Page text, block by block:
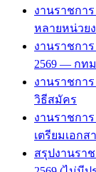
งานราชกา
หลายหน่วย
งานราชการ
2569 — กท
งานราชกา
วิธีสมัคร
งานราชกา
เตรียมเอกส
สรุปงานรา